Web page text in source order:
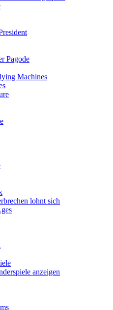
Pagode
Machines
lohnt sich
anzeigen